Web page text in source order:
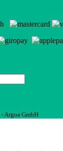
- Argoa GmbH